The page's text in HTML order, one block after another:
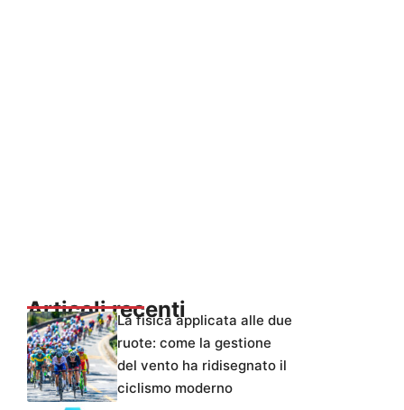
Articoli recentiLa fisica applicata alle due
ruote: come la gestione
del vento ha ridisegnato il
ciclismo moderno